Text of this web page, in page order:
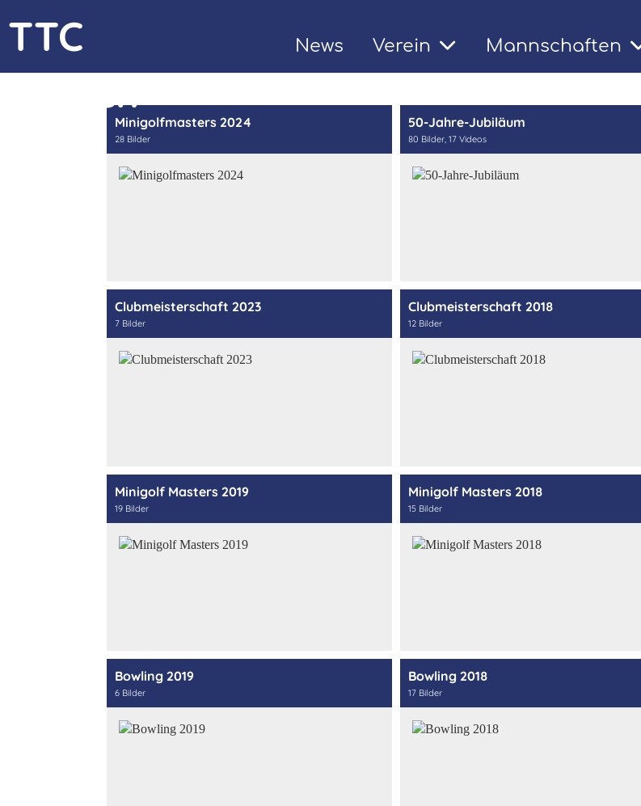
News Verein Mannschaften
TTC
Bülach
Minigolfmasters 2024
28 Bilder
50-Jahre-Jubiläum
80 Bilder, 17 Videos
Clubmeisterschaft 2023
7 Bilder
Clubmeisterschaft 2018
12 Bilder
Minigolf Masters 2019
19 Bilder
Minigolf Masters 2018
15 Bilder
Bowling 2019
6 Bilder
Bowling 2018
17 Bilder